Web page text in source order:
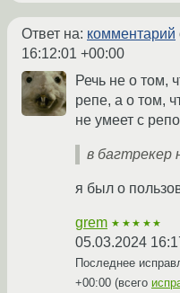
Ответ на: комментарий
16:12:01 +00:00
Речь не о том,
репе, а о том,
не умеет с
в багтрекер
я был о
grem ★★★★★
05.03.2024
Последнее
+00:00 (всего